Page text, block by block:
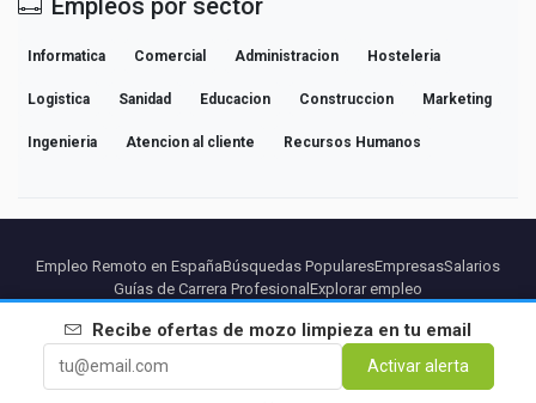
Empleos por sector
Informatica Comercial Administracion Hosteleria
Logistica Sanidad Educacion Construccion Marketing
Ingenieria Atencion al cliente Recursos Humanos
Recibe ofertas de mozo limpieza en tu email
Activar alerta
Empleo Remoto en EspañaBúsquedas PopularesEmpresasSalarios
Guías de Carrera Profesional Explorar empleo
PartnersAviso legalPrivacidadTerminosCondiciones Premium
Cancelar Premium
Contacto